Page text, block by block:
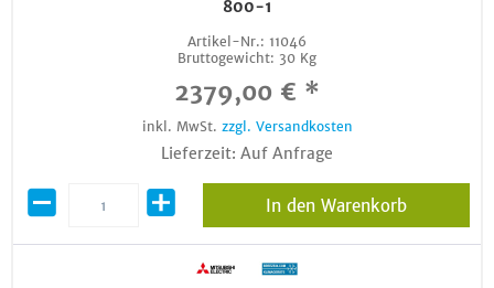
800-1
Artikel-Nr.: 11046
Bruttogewicht: 30 Kg
2379,00 € *
inkl. MwSt. zzgl. Versandkosten
Lieferzeit: Auf Anfrage
In den Warenkorb